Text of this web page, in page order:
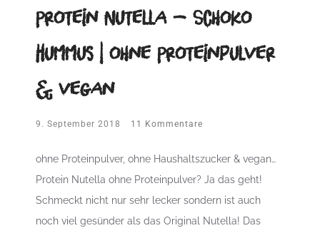
Protein Nutella – Schoko
Hummus | ohne Proteinpulver
& vegan
9. September 2018 11 Kommentare
ohne Proteinpulver, ohne Haushaltszucker & vegan…
Protein Nutella ohne Proteinpulver? Ja das geht!
Schmeckt nicht nur sehr lecker sondern ist auch
noch viel gesünder als das Original Nutella! Das